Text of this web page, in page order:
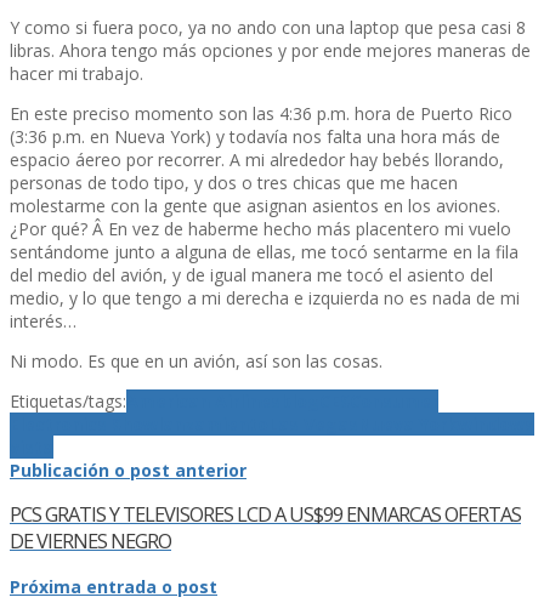
Y como si fuera poco, ya no ando con una laptop que pesa casi 8
libras. Ahora tengo más opciones y por ende mejores maneras de
hacer mi trabajo.
En este preciso momento son las 4:36 p.m. hora de Puerto Rico
(3:36 p.m. en Nueva York) y todaví­a nos falta una hora más de
espacio áereo por recorrer. A mi alrededor hay bebés llorando,
personas de todo tipo, y dos o tres chicas que me hacen
molestarme con la gente que asignan asientos en los aviones.
¿Por qué? Â En vez de haberme hecho más placentero mi vuelo
sentándome junto a alguna de ellas, me tocó sentarme en la fila
del medio del avión, y de igual manera me tocó el asiento del
medio, y lo que tengo a mi derecha e izquierda no es nada de mi
interés…
Ni modo. Es que en un avión, así­ son las cosas.
Etiquetas/tags:
Publicación o post anterior
PCS GRATIS Y TELEVISORES LCD A US$99 ENMARCAS OFERTAS
DE VIERNES NEGRO
Próxima entrada o post